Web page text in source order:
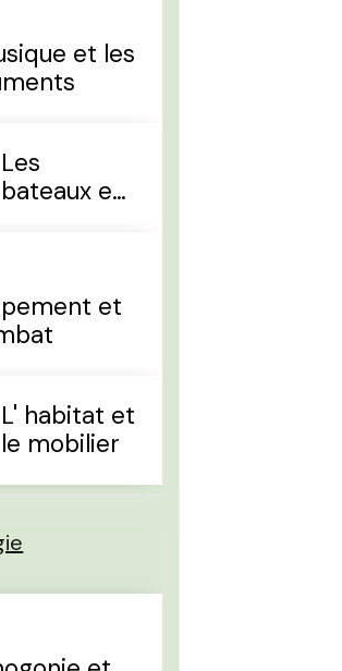
et les
Les
bateaux et
et
L' habitat et
le mobilier